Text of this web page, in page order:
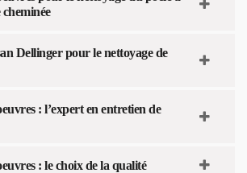
Dellinger pour le nettoyage de
: l’expert en entretien de
: le choix de la qualité